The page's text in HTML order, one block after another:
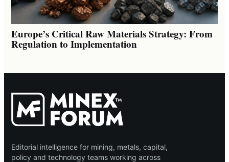
Europe’s Critical Raw Materials Strategy: From
Regulation to Implementation
Editorial intelligence for mining, metals, capital,
policy and technology teams working across